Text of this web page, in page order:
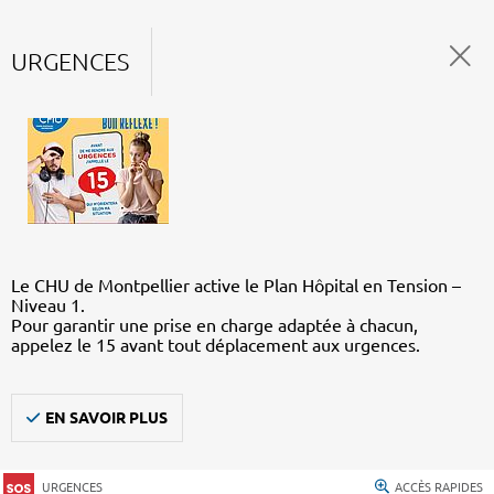
URGENCES
Le CHU de Montpellier active le Plan Hôpital en Tension –
Niveau 1.
Pour garantir une prise en charge adaptée à chacun,
appelez le 15 avant tout déplacement aux urgences.
EN SAVOIR PLUS
URGENCES ACCÈS RAPIDES